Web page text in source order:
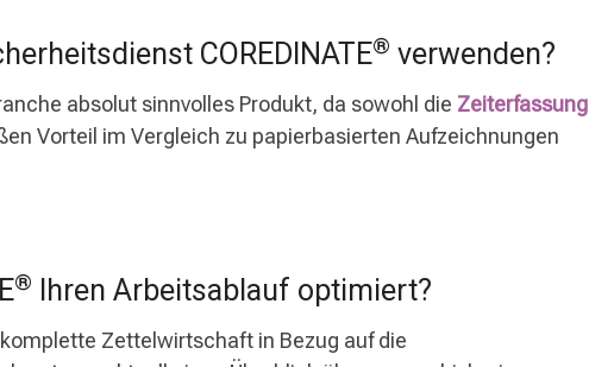
COREDINATE® verwenden?
absolut sinnvolles Produkt, da sowohl die Zeiterfassung
Vorteil im Vergleich zu papierbasierten Aufzeichnungen
® Ihren Arbeitsablauf optimiert?
Zettelwirtschaft in Bezug auf die